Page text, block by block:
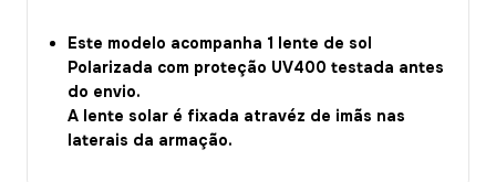
Este modelo acompanha 1 lente de sol
Polarizada com proteção UV400 testada antes
do envio.
A lente solar é fixada atravéz de imãs nas
laterais da armação.